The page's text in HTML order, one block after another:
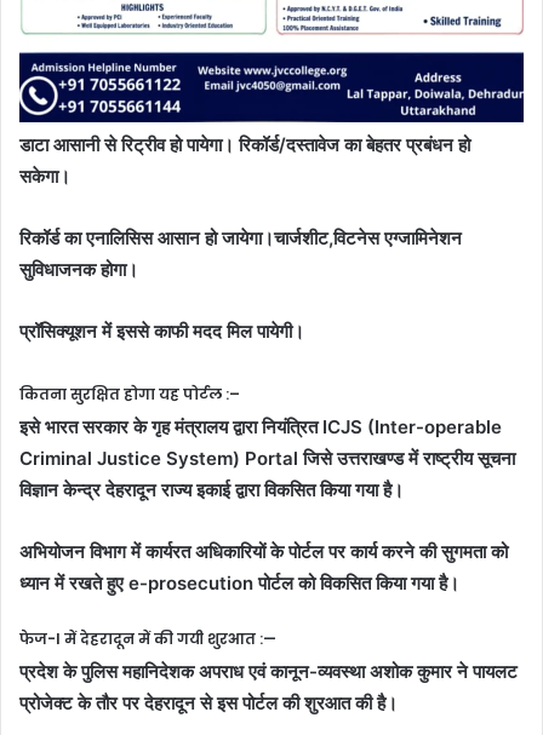
डाटा आसानी से रिट्रीव हो पायेगा। रिकॉर्ड/दस्तावेज का बेहतर प्रबंधन हो
सकेगा।
रिकॉर्ड का एनालिसिस आसान हो जायेगा।चार्जशीट,विटनेस एग्जामिनेशन
सुविधाजनक होगा।
प्रॉसिक्यूशन में इससे काफी मदद मिल पायेगी।
कितना सुरक्षित होगा यह पोर्टल :–
इसे भारत सरकार के गृह मंत्रालय द्वारा नियंत्रित ICJS (Inter-operable
Criminal Justice System) Portal जिसे उत्तराखण्ड में राष्ट्रीय सूचना
विज्ञान केन्द्र देहरादून राज्य इकाई द्वारा विकसित किया गया है।
अभियोजन विभाग में कार्यरत अधिकारियों के पोर्टल पर कार्य करने की सुगमता को
ध्यान में रखते हुए e-prosecution पोर्टल को विकसित किया गया है।
फेज-I में देहरादून में की गयी शुरआत :—
प्रदेश के पुलिस महानिदेशक अपराध एवं कानून-व्यवस्था अशोक कुमार ने पायलट
प्रोजेक्ट के तौर पर देहरादून से इस पोर्टल की शुरआत की है।